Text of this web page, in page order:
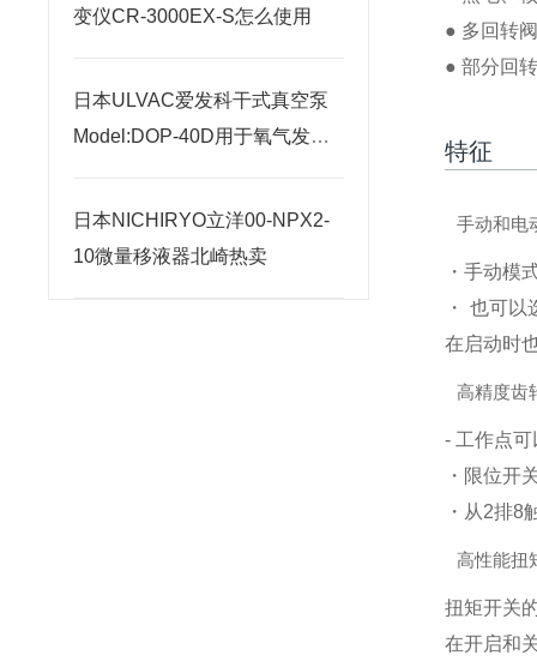
变仪CR-3000EX-S怎么使用
日本ULVAC爱发科干式真空泵
Model:DOP-40D用于氧气发生
日本NICHIRYO立洋00-NPX2-
10微量移液器北崎热卖
● 多回转
● 部分回
特征
手动和电
・手动模
・ 也可
在启动时
高精度齿
- 工作点
・限位开
・从2排8
高性能扭
扭矩开关
在开启和